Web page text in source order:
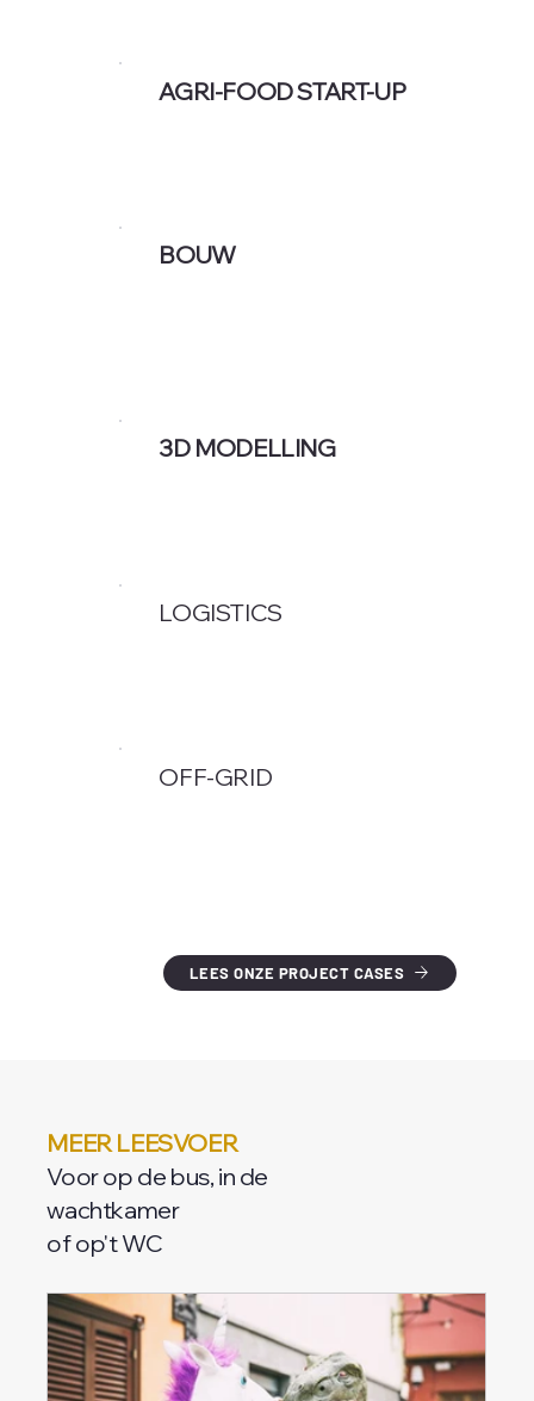
AGRI-FOOD START-UP
BOUW
3D MODELLING
LOGISTICS
OFF-GRID
LEES ONZE PROJECT CASES
MEER LEESVOER
Voor op de bus, in de
wachtkamer
of op't WC